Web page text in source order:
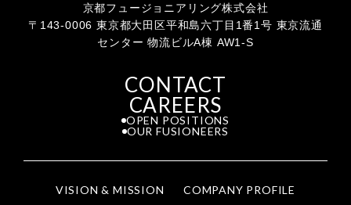
京都フュージョニアリング株式会社
〒143-0006 東京都大田区平和島六丁目1番1号 東京流通
センター 物流ビルA棟 AW1-S
CONTACT
CAREERS
OPEN POSITIONS
OUR FUSIONEERS
VISION & MISSION COMPANY PROFILE